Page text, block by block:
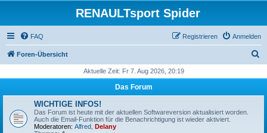
RENAULTsport Spider
FAQ Anmelden
Registrieren
Foren-Übersicht
h
Aktuelle Zeit: Fr 7. Aug 2026, 20:19
Das Forum
WICHTIGE INFOS!
Das Forum ist heute mit der aktuellen Softwareversion aktualisiert worden.
Auch die Email-Funktion für die Benachrichtigung ist wieder aktiviert.
Moderatoren: Alfred Delany